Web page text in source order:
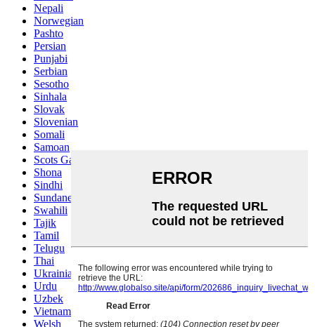
Nepali
Norwegian
Pashto
Persian
Punjabi
Serbian
Sesotho
Sinhala
Slovak
Slovenian
Somali
Samoan
Scots Gaelic
Shona
Sindhi
Sundanese
Swahili
Tajik
Tamil
Telugu
Thai
Ukrainian
Urdu
Uzbek
Vietnamese
Welsh